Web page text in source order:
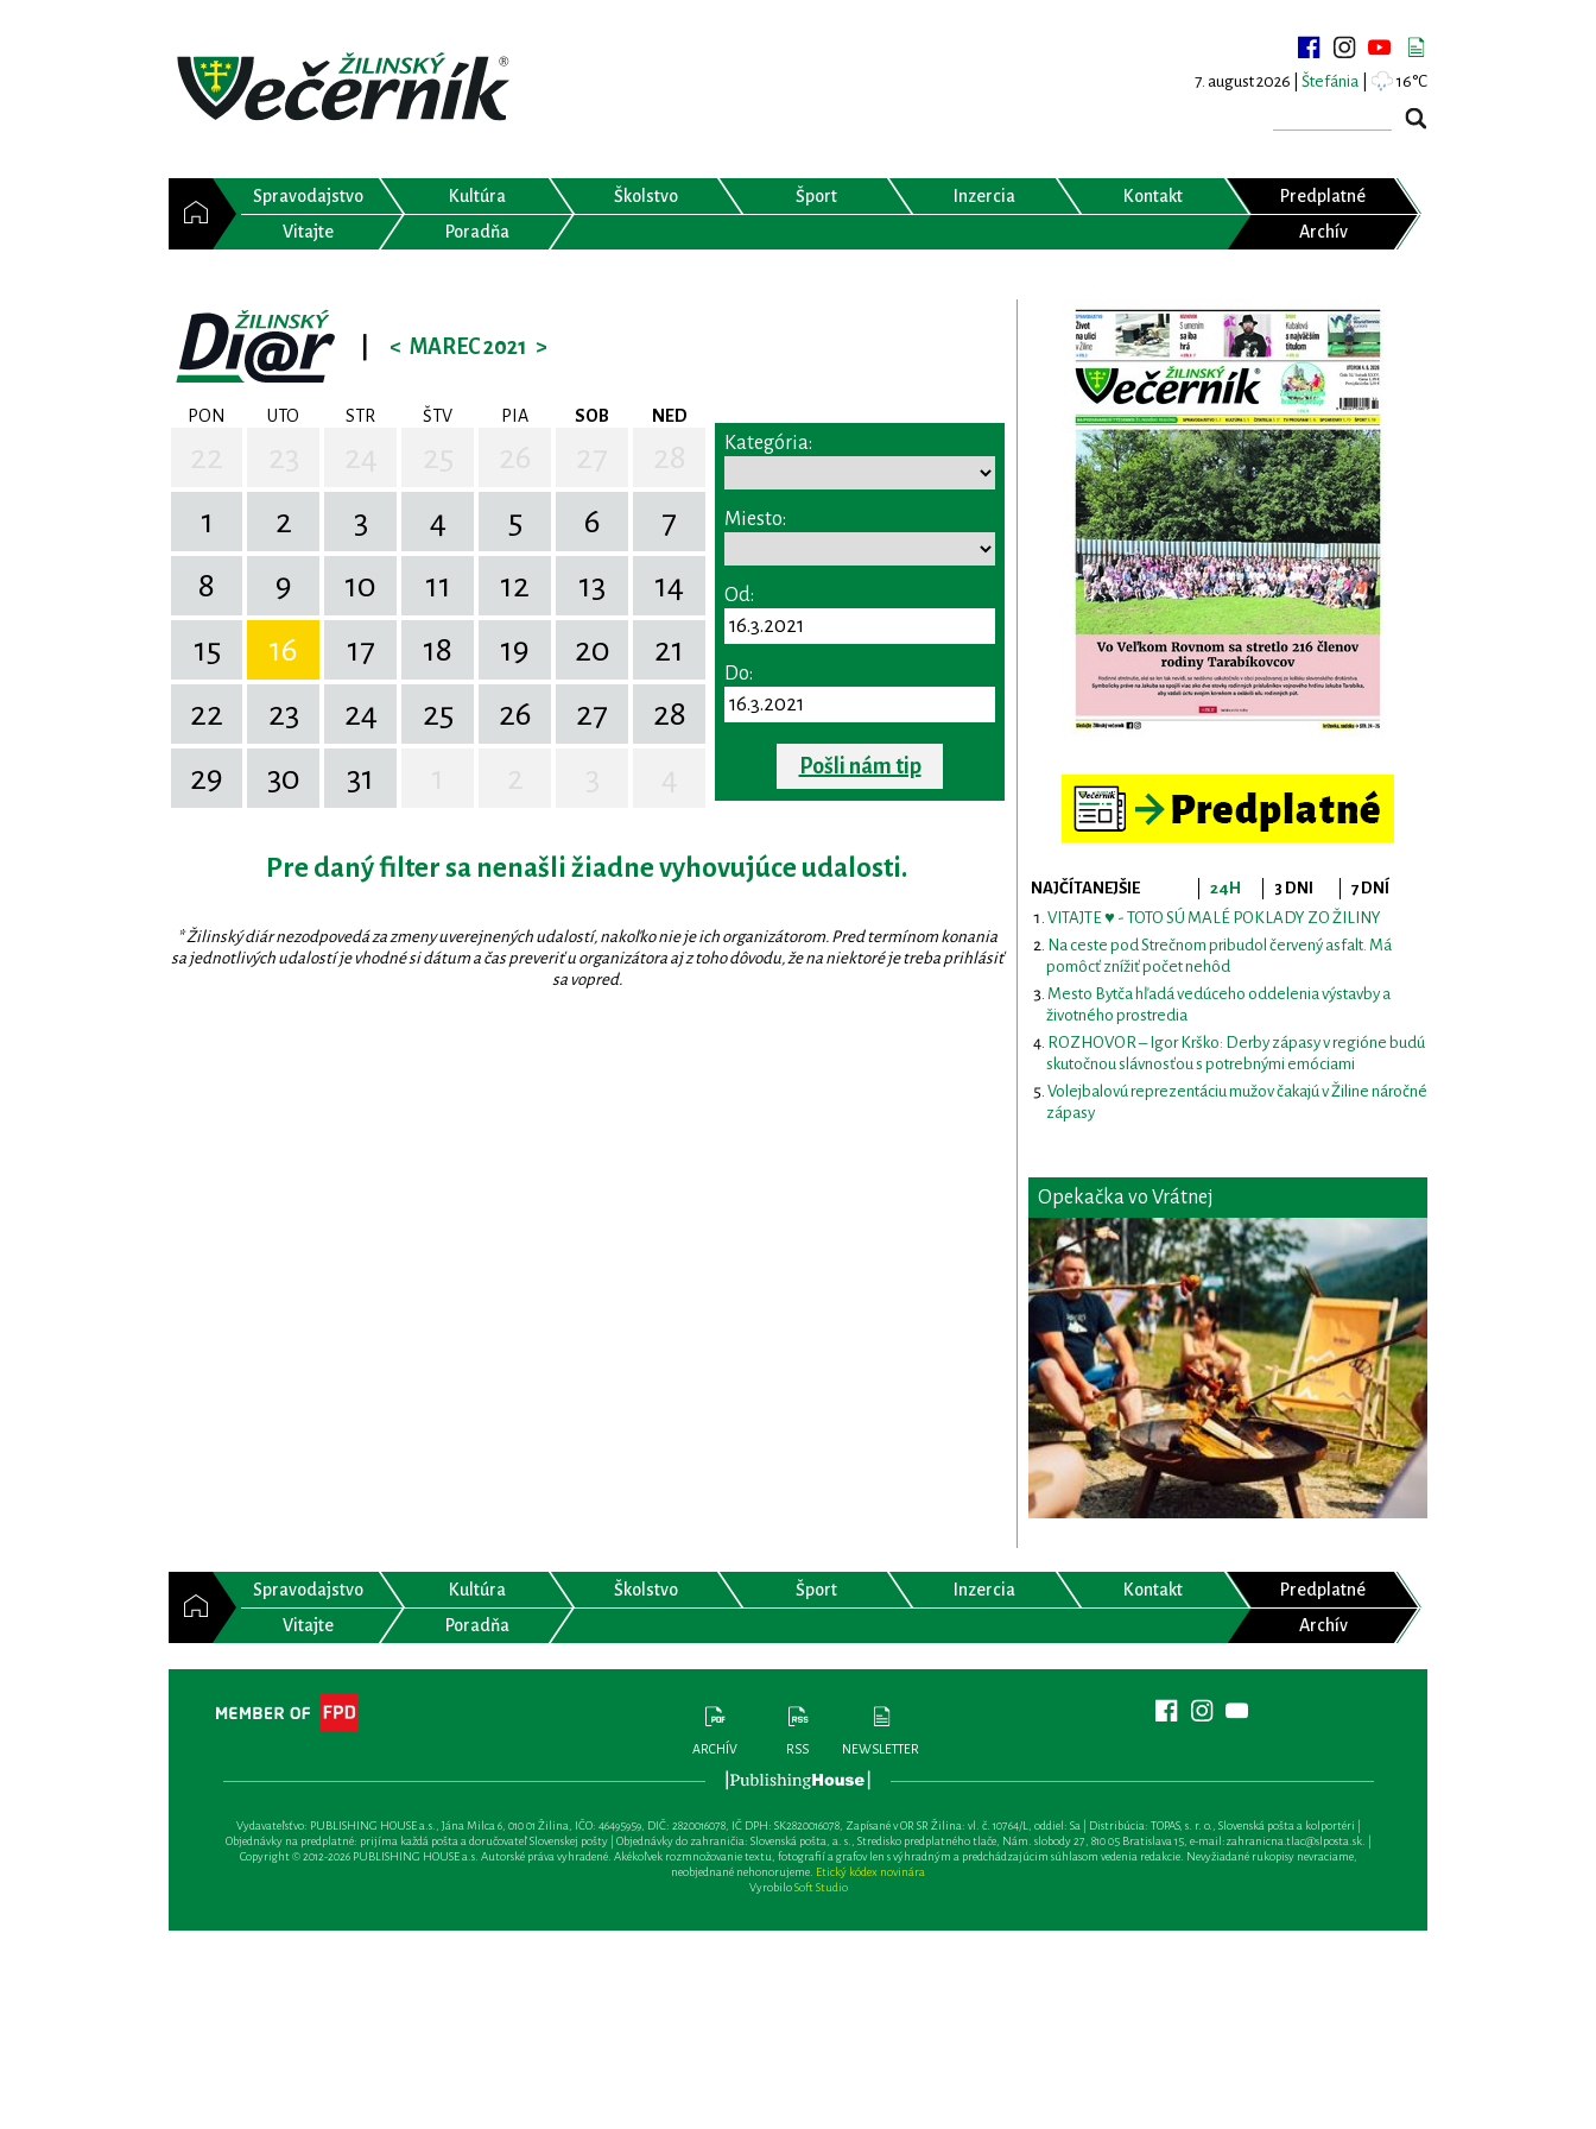
7. august 2026 | Štefánia 16°C
Spravodajstvo Kultúra Školstvo Šport Inzercia Kontakt
Predplatné
Vitajte
Poradňa Archív
< MAREC 2021 >
PON UTO STR ŠTV PIA SOB NED
1
2 3 4 5 6
7
8
9 10 11 12 13
14
15
16 17 18 19 20
21
22
23 24 25 26 27
28
29
30 31
Kategória:
Miesto:
Od:
Do:
Pošli nám tip
Pre daný filter sa nenašli žiadne vyhovujúce udalosti.
* Žilinský diár nezodpovedá za zmeny uverejnených udalostí, nakoľko nie je ich organizátorom. Pred termínom konania
sa jednotlivých udalostí je vhodné si dátum a čas preveriť u organizátora aj z toho dôvodu, že na niektoré je treba prihlásiť
sa vopred.
NAJČÍTANEJŠIE 24H 3 DNI
7 DNÍ
VITAJTE ♥ - TOTO SÚ MALÉ POKLADY ZO ŽILINY
Na ceste pod Strečnom pribudol červený asfalt. Má
pomôcť znížiť počet nehôd
Mesto Bytča hľadá vedúceho oddelenia výstavby a
životného prostredia
ROZHOVOR – Igor Krško: Derby zápasy v regióne budú
skutočnou slávnosťou s potrebnými emóciami
Volejbalovú reprezentáciu mužov čakajú v Žiline náročné
zápasy
Opekačka vo Vrátnej
Spravodajstvo Kultúra Školstvo Šport Inzercia Kontakt
Predplatné
Vitajte
Poradňa Archív
ARCHÍV RSS NEWSLETTER
Vydavateľsťvo: PUBLISHING HOUSE a.s., Jána Milca 6, 010 01 Žilina, IČO: 46495959, DIČ: 2820016078, IČ DPH: SK2820016078, Zapísané v OR SR Žilina: vl. č. 10764/L, oddiel: Sa | Distribúcia: TOPAS, s. r. o., Slovenská pošta a kolportéri |
Objednávky na predplatné: prijíma každá pošta a doručovateľ Slovenskej pošty | Objednávky do zahraničia: Slovenská pošta, a. s., Stredisko predplatného tlače, Nám. slobody 27, 810 05 Bratislava 15, e-mail:zahranicna.tlac@slposta.sk. |
Copyright © 2012-2026 PUBLISHING HOUSE a.s. Autorské práva vyhradené. Akékoľvek rozmnožovanie textu, fotografií a grafov len s výhradným a predchádzajúcim súhlasom vedenia redakcie. Nevyžiadané rukopisy nevraciame,
neobjednané nehonorujeme. Etický kódex novinára
VyrobiloSoft Studio